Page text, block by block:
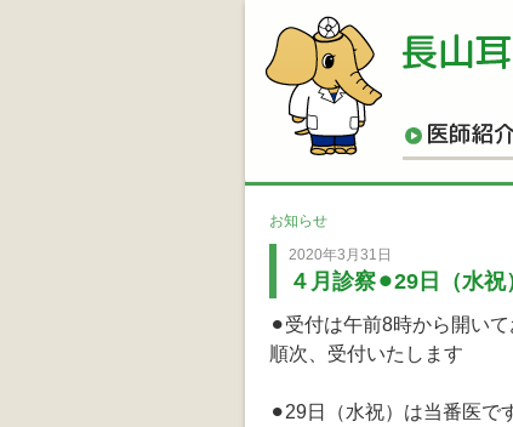
お知らせ
2020年3月31日
４月診察⚫︎29日（水
⚫︎受付は午前8時から開い
順次、受付いたします
⚫︎29日（水祝）は当番医で